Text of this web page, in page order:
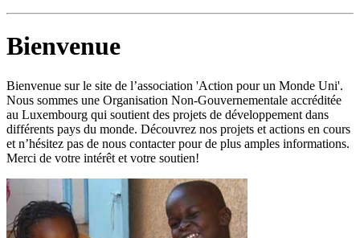
Bienvenue
Bienvenue sur le site de l’association 'Action pour un Monde Uni'.
Nous sommes une Organisation Non-Gouvernementale accréditée
au Luxembourg qui soutient des projets de développement dans
différents pays du monde. Découvrez nos projets et actions en cours
et n’hésitez pas de nous contacter pour de plus amples informations.
Merci de votre intérêt et votre soutien!